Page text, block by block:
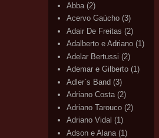
Abba (2)
Acervo Gaúcho (3)
Adair De Freitas (2)
Adalberto e Adriano (1)
Adelar Bertussi (2)
Ademar e Gilberto (1)
Adler`s Band (3)
Adriano Costa (2)
Adriano Tarouco (2)
Adriano Vidal (1)
Adson e Alana (1)